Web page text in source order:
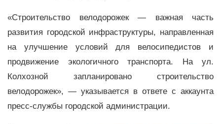
«Строительство велодорожек — важная часть
развития городской инфраструктуры, направленная
на улучшение условий для велосипедистов и
продвижение экологичного транспорта. На ул.
Колхозной запланировано строительство
велодорожек», — указывается в ответе с аккаунта
пресс-службы городской администрации.